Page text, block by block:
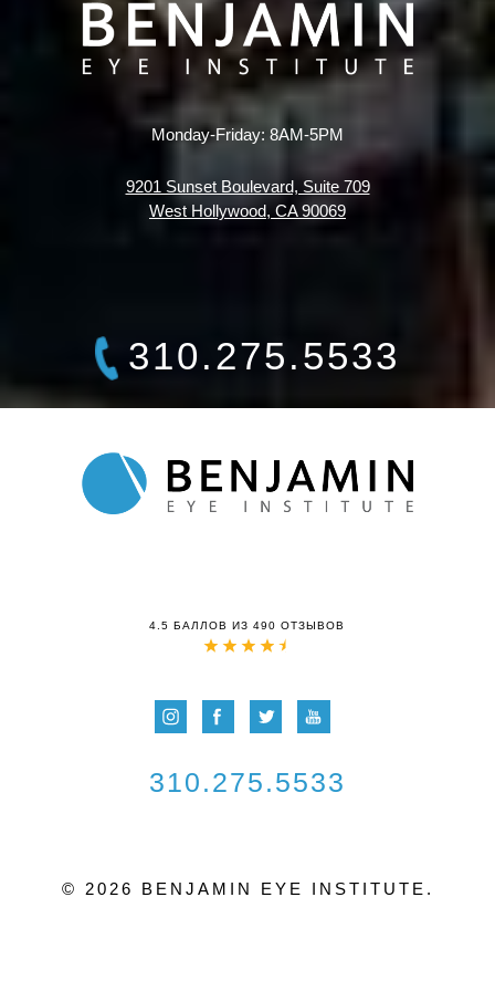
Monday-Friday: 8AM-5PM
9201 Sunset Boulevard, Suite 709
West Hollywood, CA 90069
310.275.5533
4.5 БАЛЛОВ ИЗ 490 ОТЗЫВОВ
310.275.5533
© 2026 BENJAMIN EYE INSTITUTE.